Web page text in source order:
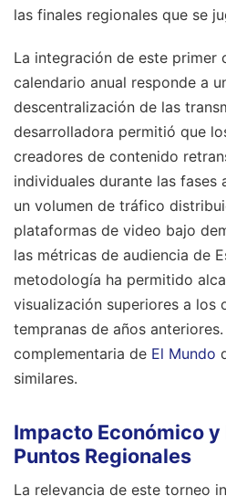
las finales regionales que se
La integración de este primer
calendario anual responde a
descentralización de las
desarrolladora permitió que
creadores de contenido
individuales durante las fases
un volumen de tráfico
plataformas de video bajo
las métricas de audiencia de
metodología ha permitido
visualización superiores a los
tempranas de años anteriores.
complementaria de El Mundo
similares.
Impacto Económico
Puntos Regionales
La relevancia de este torneo